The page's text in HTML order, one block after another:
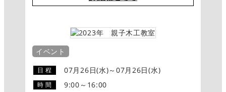
イベント
日 程 07月26日(水)～07月26日(水)
時 間 9:00～16:00